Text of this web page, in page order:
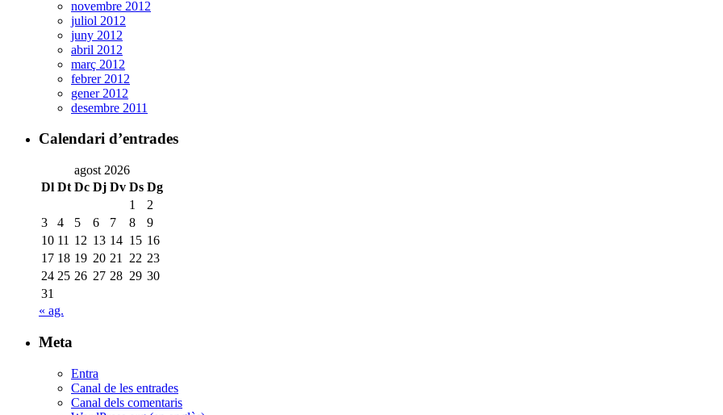
novembre 2012
juliol 2012
juny 2012
abril 2012
març 2012
febrer 2012
gener 2012
desembre 2011
Calendari d’entrades
agost 2026
Dl Dt Dc Dj Dv Ds Dg
1
2
3
4 5 6 7 8
9
10 11 12 13 14 15 16
17 18 19 20 21 22 23
24 25 26 27 28 29 30
31
« ag.
Meta
Entra
Canal de les entrades
Canal dels comentaris